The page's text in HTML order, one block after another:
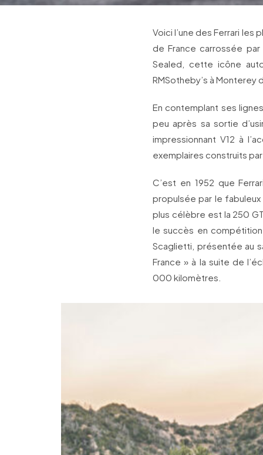
Voici l’une des Ferrari les
de France carrossée
Sealed, cette icône
RMSotheby’s à Monterey
En contemplant ses
peu après sa sortie
impressionnant V12 à
exemplaires construits
C’est en 1952 que
propulsée par le
plus célèbre est la 250
le succès en
Scaglietti, présentée au
France » à la suite de
000 kilomètres.